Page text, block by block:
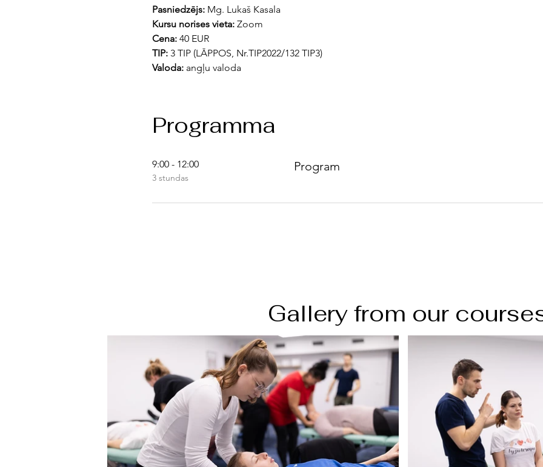
Pasniedzējs: Mg. Lukaš Kasala
Kursu norises vieta: Zoom
Cena: 40 EUR
TIP: 3 TIP (LĀPPOS, Nr.TIP2022/132 TIP3)
Valoda: angļu valoda
Programma
9:00 - 12:00
3 stundas
Program
Gallery from our